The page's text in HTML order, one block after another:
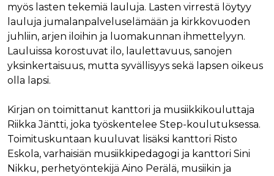
myös lasten tekemiä lauluja. Lasten virrestä löytyy
lauluja jumalanpalveluselämään ja kirkkovuoden
juhliin, arjen iloihin ja luomakunnan ihmettelyyn.
Lauluissa korostuvat ilo, laulettavuus, sanojen
yksinkertaisuus, mutta syvällisyys sekä lapsen oikeus
olla lapsi.
Kirjan on toimittanut kanttori ja musiikkikouluttaja
Riikka Jäntti, joka työskentelee Step-koulutuksessa.
Toimituskuntaan kuuluvat lisäksi kanttori Risto
Eskola, varhaisiän musiikkipedagogi ja kanttori Sini
Nikku, perhetyöntekijä Aino Perälä, musiikin ja